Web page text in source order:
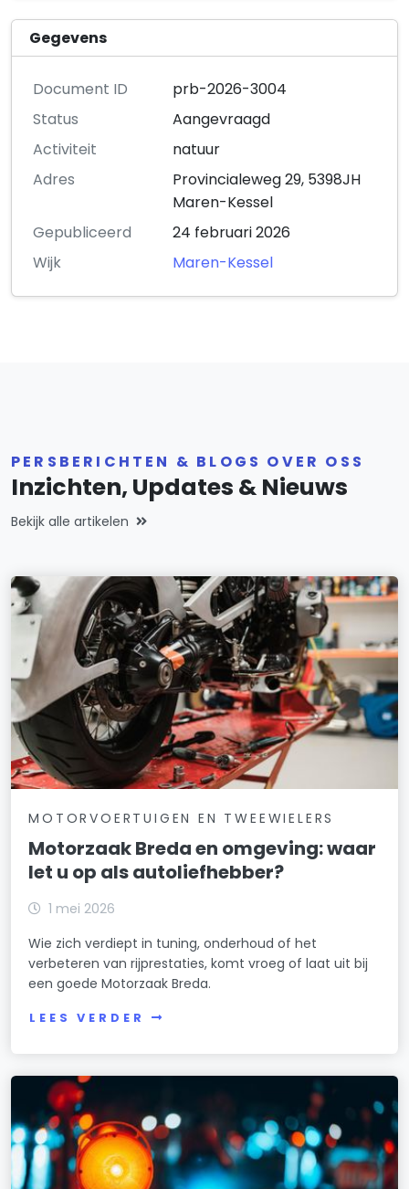
Gegevens
Document ID
prb-2026-3004
Status
Aangevraagd
Activiteit
natuur
Adres
Provincialeweg 29, 5398JH
Maren-Kessel
Gepubliceerd
24 februari 2026
Wijk
Maren-Kessel
PERSBERICHTEN & BLOGS OVER OSS
Inzichten, Updates & Nieuws
Bekijk alle artikelen
MOTORVOERTUIGEN EN TWEEWIELERS
Motorzaak Breda en omgeving: waar
let u op als autoliefhebber?
1 mei 2026
Wie zich verdiept in tuning, onderhoud of het
verbeteren van rijprestaties, komt vroeg of laat uit bij
een goede Motorzaak Breda.
LEES VERDER